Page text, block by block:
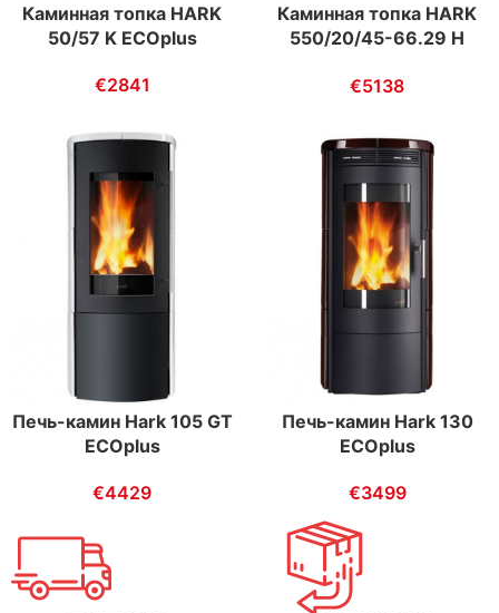
Каминная топка HARK
50/57 K ECOplus
€2841
Каминная топка HARK
550/20/45-66.29 H
€5138
Печь-камин Hark 105 GT
ECOplus
€4429
Печь-камин Hark 130
ECOplus
€3499